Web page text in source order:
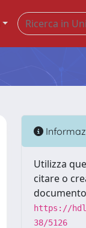
Utilizza
citare o
https://
38/5126